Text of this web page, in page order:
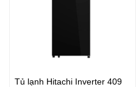
Tủ lạnh Hitachi Inverter 409